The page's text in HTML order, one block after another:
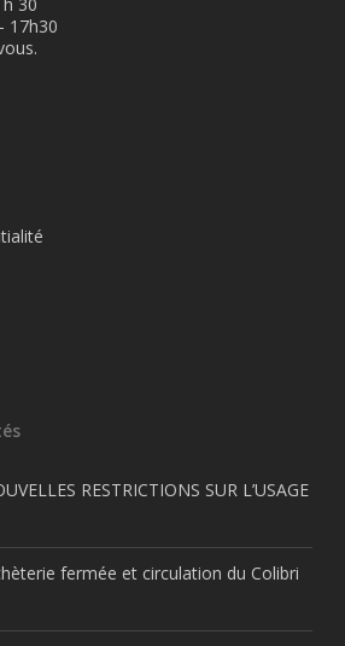
17h30
RESTRICTIONS SUR L’USAGE
fermée et circulation du Colibri